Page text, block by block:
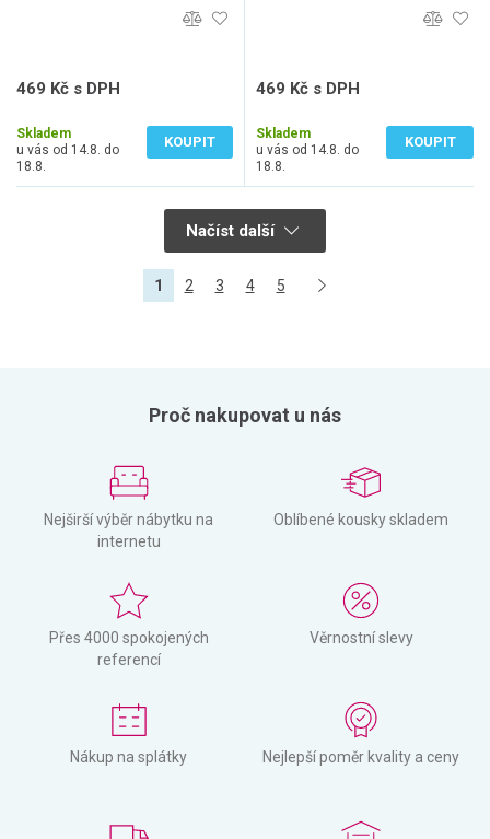
469 Kč s DPH
Skladem
u vás od 14.8. do
18.8.
KOUPIT
469 Kč s DPH
Skladem
u vás od 14.8. do
18.8.
KOUPIT
Načíst další
1 2 3 4 5
Proč nakupovat u nás
Nejširší výběr nábytku na
internetu
Oblíbené kousky skladem
Přes 4000 spokojených
referencí
Věrnostní slevy
Nákup na splátky Nejlepší poměr kvality a ceny